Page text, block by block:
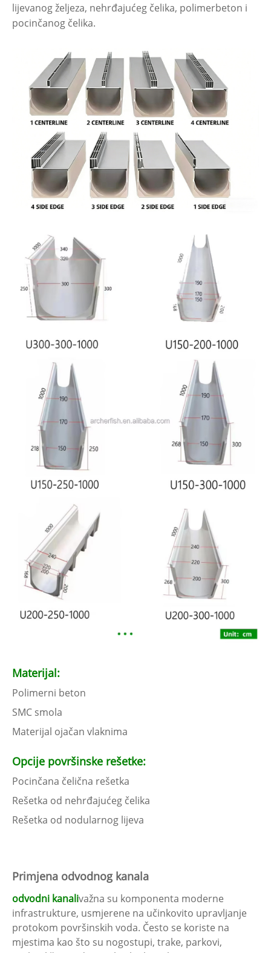
lijevanog željeza, nehrđajućeg čelika, polimerbeton i
pocinčanog čelika.
Materijal:
Polimerni beton
SMC smola
Materijal ojačan vlaknima
Opcije površinske rešetke:
Pocinčana čelična rešetka
Rešetka od nehrđajućeg čelika
Rešetka od nodularnog lijeva
Primjena odvodnog kanala
odvodni kanalivažna su komponenta moderne
infrastrukture, usmjerene na učinkovito upravljanje
protokom površinskih voda. Često se koriste na
mjestima kao što su nogostupi, trake, parkovi,